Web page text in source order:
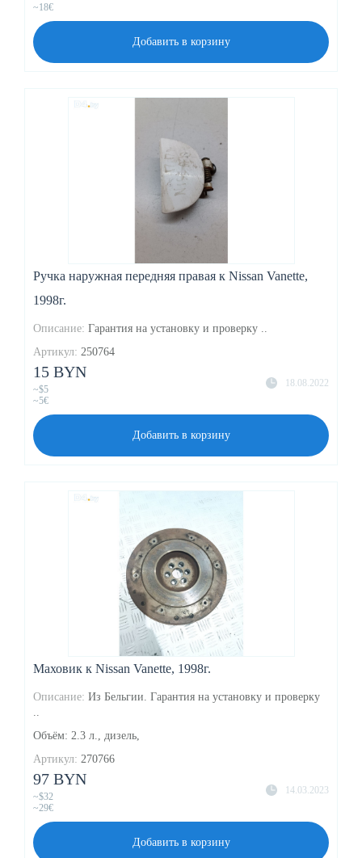
~18€
Добавить в корзину
Ручка наружная передняя правая к Nissan Vanette,
1998г.
Описание: Гарантия на установку и проверку ..
Артикул: 250764
18.08.2022
15 BYN
~$5
~5€
Добавить в корзину
Маховик к Nissan Vanette, 1998г.
Описание: Из Бельгии. Гарантия на установку и проверку
..
Объём: 2.3 л., дизель,
Артикул: 270766
14.03.2023
97 BYN
~$32
~29€
Добавить в корзину